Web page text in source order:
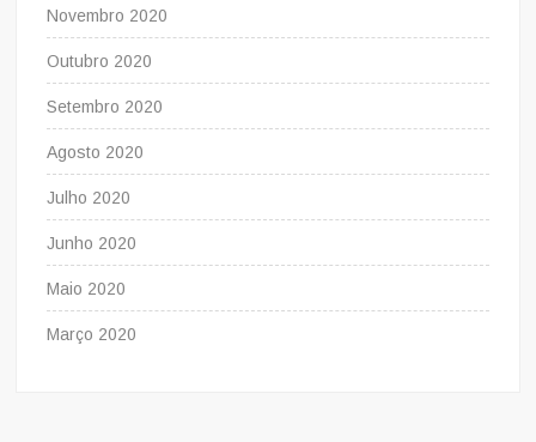
Novembro 2020
Outubro 2020
Setembro 2020
Agosto 2020
Julho 2020
Junho 2020
Maio 2020
Março 2020